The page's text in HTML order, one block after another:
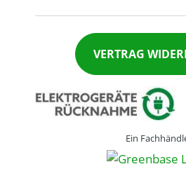
VERTRAG
Ein